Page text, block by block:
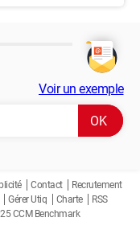
Voir un exemple
Contact
Recrutement
Gérer Utiq Charte
RSS
CCM Benchmark